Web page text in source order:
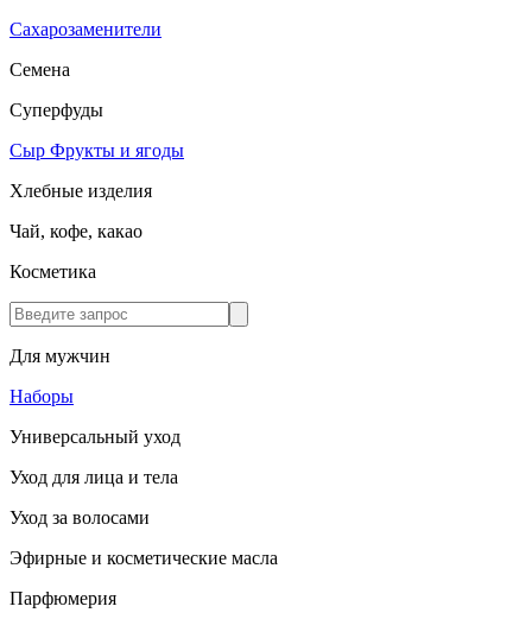
Сахарозаменители
Семена
Суперфуды
Сыр Фрукты и ягоды
Хлебные изделия
Чай, кофе, какао
Косметика
Для мужчин
Наборы
Универсальный уход
Уход для лица и тела
Уход за волосами
Эфирные и косметические масла
Парфюмерия